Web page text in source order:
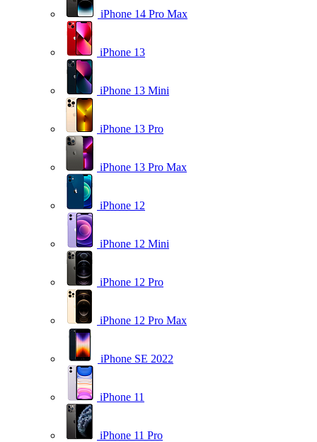
iPhone 14 Pro Max
iPhone 13
iPhone 13 Mini
iPhone 13 Pro
iPhone 13 Pro Max
iPhone 12
iPhone 12 Mini
iPhone 12 Pro
iPhone 12 Pro Max
iPhone SE 2022
iPhone 11
iPhone 11 Pro